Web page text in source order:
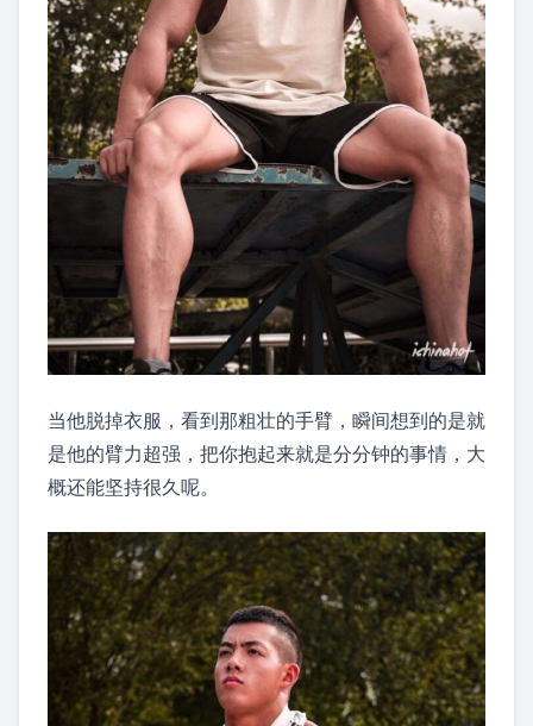
当他脱掉衣服，看到那粗壮的手臂，瞬间想到的是就
是他的臂力超强，把你抱起来就是分分钟的事情，大
概还能坚持很久呢。